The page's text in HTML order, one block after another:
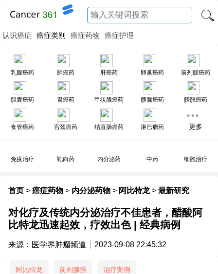
认识癌症 癌症类别 癌症药物 癌症护理
乳腺癌药 肺癌药 肝癌药 卵巢癌药 前列腺癌药
胆囊癌药 胃癌药 甲状腺癌药 胰腺癌药 膀胱癌药
食管癌药 宫颈癌药 结直肠癌药 淋巴瘤药 更多
免疫治疗 靶向药 内分泌药 中药 细胞治疗
首页 > 癌症药物 > 内分泌药物 > 阿比特龙> 最新研究
对化疗及传统内分泌治疗不佳患者，醋酸阿
比特龙迅速起效，疗效出色 | 经典病例
来源：医学界肿瘤频道 2023-09-08 22:45:32
阿比特龙 前列腺癌 治疗案例